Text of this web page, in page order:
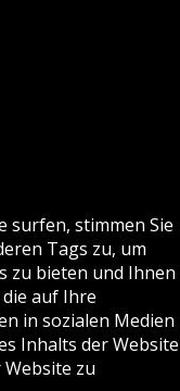
surfen, stimmen Sie
Tags zu, um
zu bieten und Ihnen
auf Ihre
in sozialen Medien
Inhalts der Website
zu